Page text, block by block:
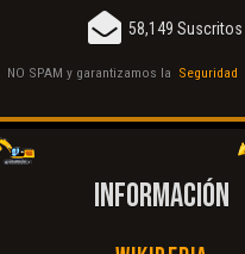
58,149 Suscritos
NO SPAM y garantizamos la Seguridad
INFORMACIÓN